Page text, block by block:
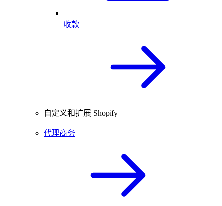
收款
自定义和扩展 Shopify
代理商务